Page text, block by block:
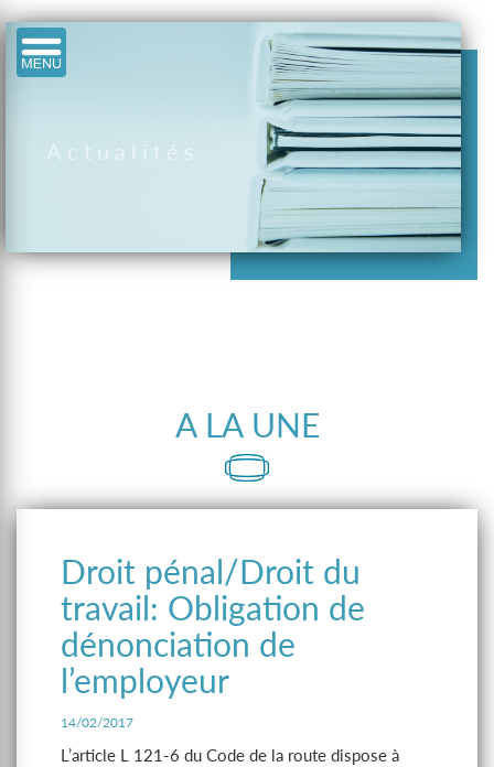
Actualités
A LA UNE
Droit pénal/Droit du
travail: Obligation de
dénonciation de
l’employeur
14/02/2017
L’article L 121-6 du Code de la route dispose à